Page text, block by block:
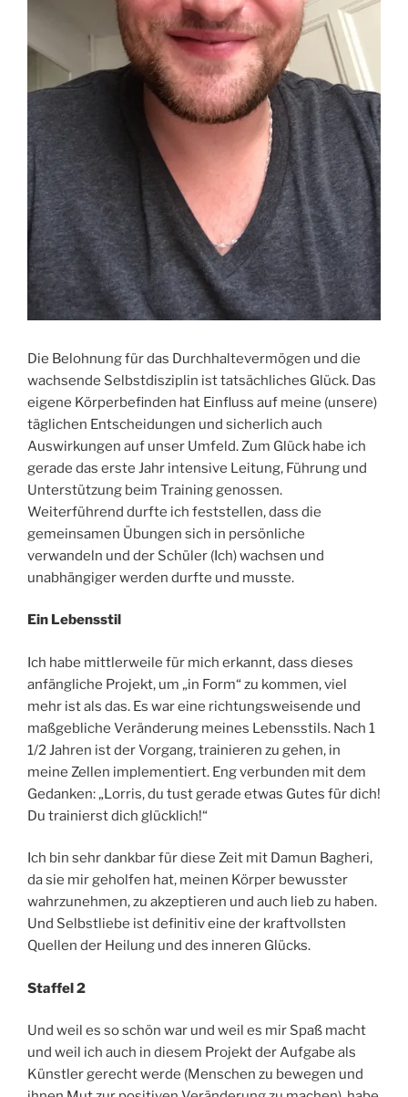
Die Belohnung für das Durchhaltevermögen und die
wachsende Selbstdisziplin ist tatsächliches Glück. Das
eigene Körperbefinden hat Einfluss auf meine (unsere)
täglichen Entscheidungen und sicherlich auch
Auswirkungen auf unser Umfeld. Zum Glück habe ich
gerade das erste Jahr intensive Leitung, Führung und
Unterstützung beim Training genossen.
Weiterführend durfte ich feststellen, dass die
gemeinsamen Übungen sich in persönliche
verwandeln und der Schüler (Ich) wachsen und
unabhängiger werden durfte und musste.
Ein Lebensstil
Ich habe mittlerweile für mich erkannt, dass dieses
anfängliche Projekt, um „in Form“ zu kommen, viel
mehr ist als das. Es war eine richtungsweisende und
maßgebliche Veränderung meines Lebensstils. Nach 1
1/2 Jahren ist der Vorgang, trainieren zu gehen, in
meine Zellen implementiert. Eng verbunden mit dem
Gedanken: „Lorris, du tust gerade etwas Gutes für dich!
Du trainierst dich glücklich!“
Ich bin sehr dankbar für diese Zeit mit Damun Bagheri,
da sie mir geholfen hat, meinen Körper bewusster
wahrzunehmen, zu akzeptieren und auch lieb zu haben.
Und Selbstliebe ist definitiv eine der kraftvollsten
Quellen der Heilung und des inneren Glücks.
Staffel 2
Und weil es so schön war und weil es mir Spaß macht
und weil ich auch in diesem Projekt der Aufgabe als
Künstler gerecht werde (Menschen zu bewegen und